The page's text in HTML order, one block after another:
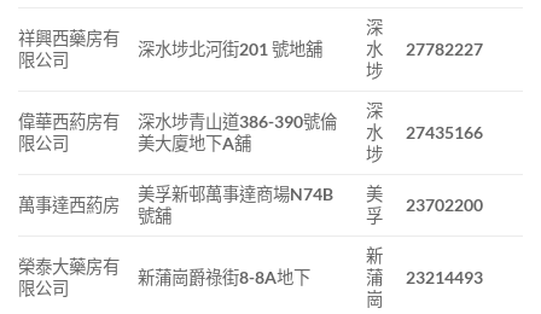
祥興西藥房有
限公司
深水埗北河街201 號地舖
深
水
埗
27782227
偉華西葯房有
限公司
深水埗青山道386-390號倫
美大廈地下A舖
深
水
埗
27435166
萬事達西葯房
美孚新邨萬事達商場N74B
號舖
美
孚
23702200
榮泰大藥房有
限公司
新蒲崗爵祿街8-8A地下
新
蒲
崗
23214493